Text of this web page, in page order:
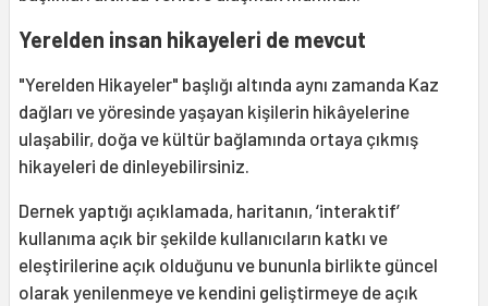
Yerelden insan hikayeleri de mevcut
"Yerelden Hikayeler" başlığı altında aynı zamanda Kaz
dağları ve yöresinde yaşayan kişilerin hikâyelerine
ulaşabilir, doğa ve kültür bağlamında ortaya çıkmış
hikayeleri de dinleyebilirsiniz.
Dernek yaptığı açıklamada, haritanın, ‘interaktif’
kullanıma açık bir şekilde kullanıcıların katkı ve
eleştirilerine açık olduğunu ve bununla birlikte güncel
olarak yenilenmeye ve kendini geliştirmeye de açık